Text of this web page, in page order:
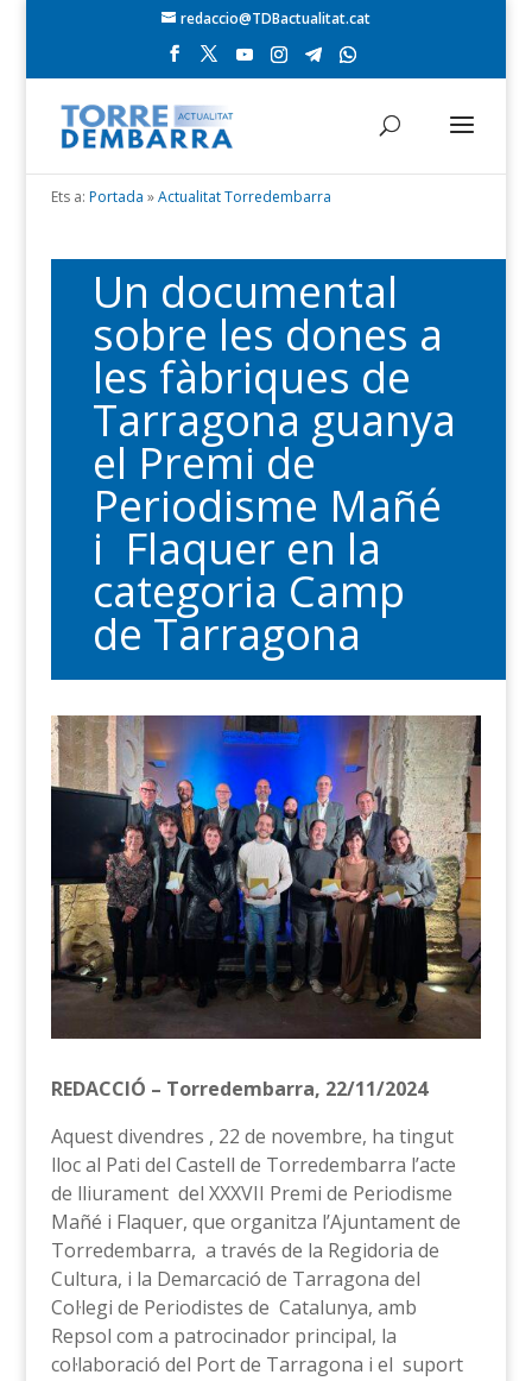
redaccio@TDBactualitat.cat
Ets a: Portada »Actualitat Torredembarra
Un documental
sobre les dones a
les fàbriques de
Tarragona guanya
el Premi de
Periodisme Mañé
i Flaquer en la
categoria Camp
de Tarragona
REDACCIÓ – Torredembarra, 22/11/2024
Aquest divendres , 22 de novembre, ha tingut
lloc al Pati del Castell de Torredembarra l’acte
de lliurament del XXXVII Premi de Periodisme
Mañé i Flaquer, que organitza l’Ajuntament de
Torredembarra, a través de la Regidoria de
Cultura, i la Demarcació de Tarragona del
Col·legi de Periodistes de Catalunya, amb
Repsol com a patrocinador principal, la
col·laboració del Port de Tarragona i el suport